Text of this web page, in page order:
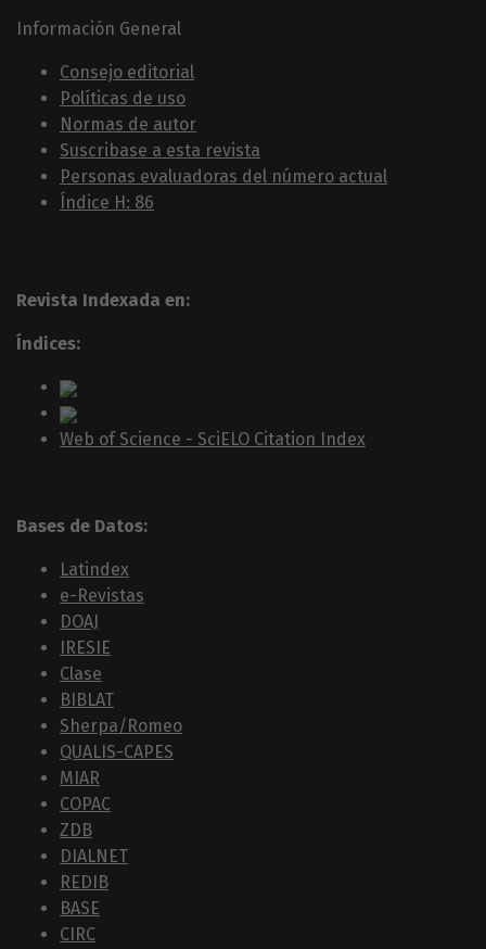
Información General
Consejo editorial
Políticas de uso
Normas de autor
Suscribase a esta revista
Personas evaluadoras del número actual
Índice H: 86
Revista Indexada en:
Índices:
Web of Science - SciELO Citation Index
Bases de Datos:
Latindex
e-Revistas
DOAJ
IRESIE
Clase
BIBLAT
Sherpa/Romeo
QUALIS-CAPES
MIAR
COPAC
ZDB
DIALNET
REDIB
BASE
CIRC